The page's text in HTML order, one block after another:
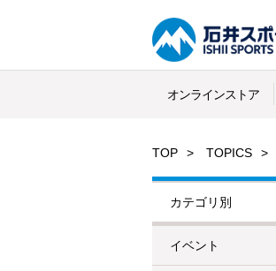
オンラインストア
TOP TOPICS
カテゴリ別
イベント